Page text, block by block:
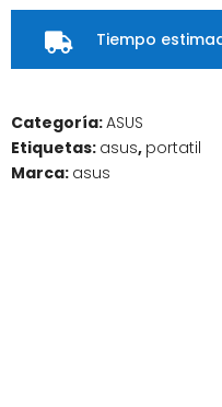
M3607HA-
RP111
AMD
RYZEN
9
 Tiempo
Categoría:ASUS
Etiquetas: asus, portatil
Marca: asus